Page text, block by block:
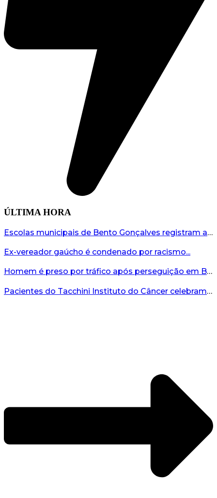
ÚLTIMA HORA
Escolas municipais de Bento Gonçalves registram avanço no IDEB 2025...
Ex-vereador gaúcho é condenado por racismo...
Homem é preso por tráfico após perseguição em Bento Gonçalves...
Pacientes do Tacchini Instituto do Câncer celebram Dia dos Pais com cuidado e relaxamento...